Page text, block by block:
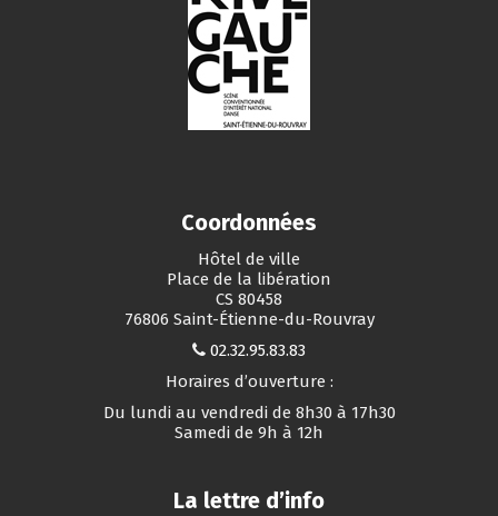
Coordonnées
Hôtel de ville
Place de la libération
CS 80458
76806 Saint-Étienne-du-Rouvray
02.32.95.83.83
Horaires d’ouverture :
Du lundi au vendredi de 8h30 à 17h30
Samedi de 9h à 12h
La lettre d’info